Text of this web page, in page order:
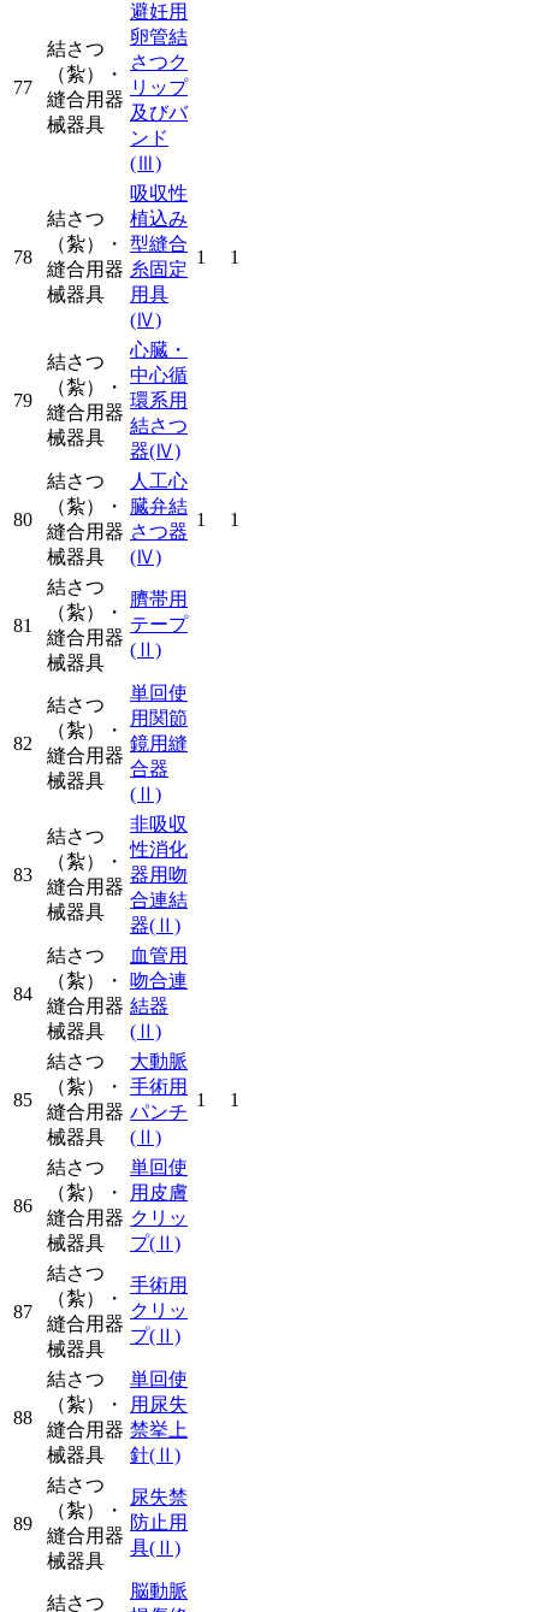
77
結さつ
（紮）・
縫合用器
械器具
避妊用
卵管結
さつク
リップ
及びバ
ンド
(Ⅲ)
78
結さつ
（紮）・
縫合用器
械器具
吸収性
植込み
型縫合
糸固定
用具
(Ⅳ)
1 1
79
結さつ
（紮）・
縫合用器
械器具
心臓・
中心循
環系用
結さつ
器(Ⅳ)
80
結さつ
（紮）・
縫合用器
械器具
人工心
臓弁結
さつ器
(Ⅳ)
1 1
81
結さつ
（紮）・
縫合用器
械器具
臍帯用
テープ
(Ⅱ)
82
結さつ
（紮）・
縫合用器
械器具
単回使
用関節
鏡用縫
合器
(Ⅱ)
83
結さつ
（紮）・
縫合用器
械器具
非吸収
性消化
器用吻
合連結
器(Ⅱ)
84
結さつ
（紮）・
縫合用器
械器具
血管用
吻合連
結器
(Ⅱ)
85
結さつ
（紮）・
縫合用器
械器具
大動脈
手術用
パンチ
(Ⅱ)
1 1
86
結さつ
（紮）・
縫合用器
械器具
単回使
用皮膚
クリッ
プ(Ⅱ)
87
結さつ
（紮）・
縫合用器
械器具
手術用
クリッ
プ(Ⅱ)
88
結さつ
（紮）・
縫合用器
械器具
単回使
用尿失
禁挙上
針(Ⅱ)
89
結さつ
（紮）・
縫合用器
械器具
尿失禁
防止用
具(Ⅱ)
結さつ
脳動脈